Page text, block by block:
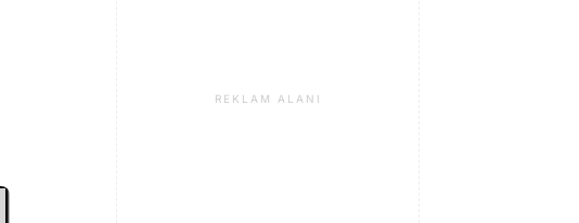
REKLAM ALANI